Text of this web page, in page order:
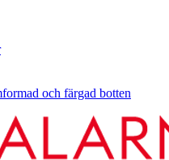
och färgad botten